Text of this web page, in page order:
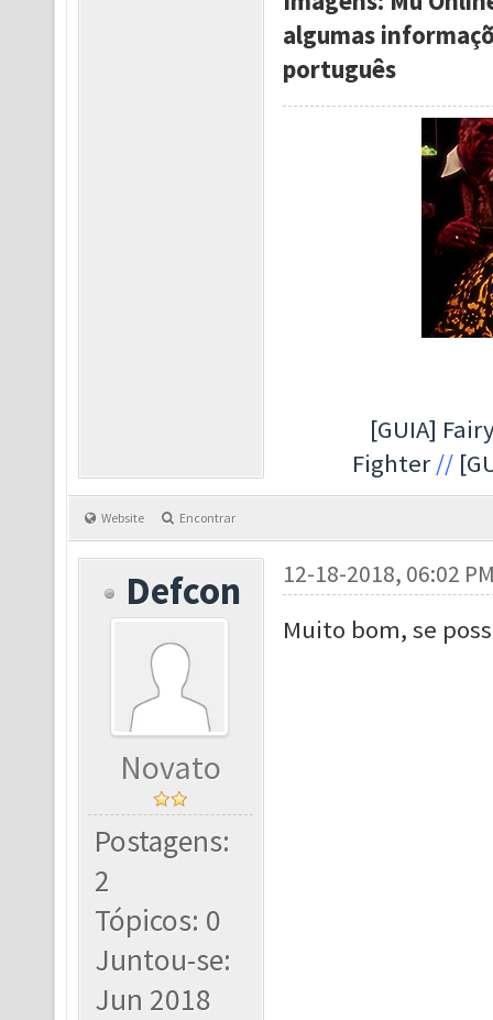
algumas
português
[GUIA]
Fighter //
Website Encontrar
Defcon
Novato
Postagens:
2
Tópicos: 0
Juntou-se:
Jun 2018
12-18-2018, 06:02
Muito bom, se